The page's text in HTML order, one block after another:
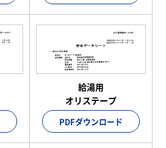
給湯用
オリステープ
PDFダウンロード